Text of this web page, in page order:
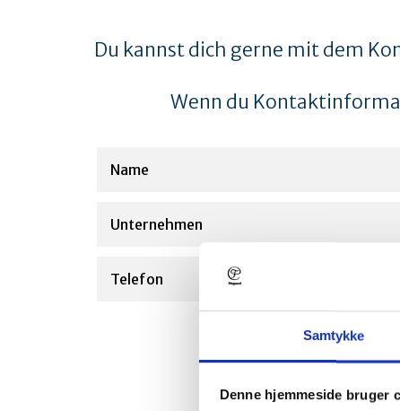
Samtykke
Denne hjemmeside bruger
Du kannst dich gerne mit dem
Wenn du